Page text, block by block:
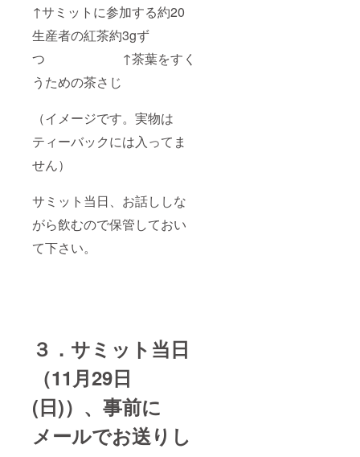
↑サミットに参加する約20
生産者の紅茶約3gず
つ ↑茶葉をすく
うための茶さじ
（イメージです。実物は
ティーバックには入ってま
せん）
サミット当日、お話ししな
がら飲むので保管しておい
て下さい。
３．サミット当日
（11月29日
(日)）、事前に
メールでお送りし